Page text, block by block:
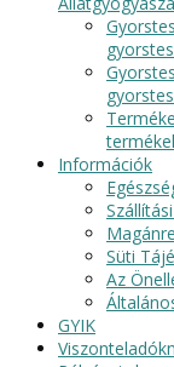
Információk
Süti
Az
GYIK